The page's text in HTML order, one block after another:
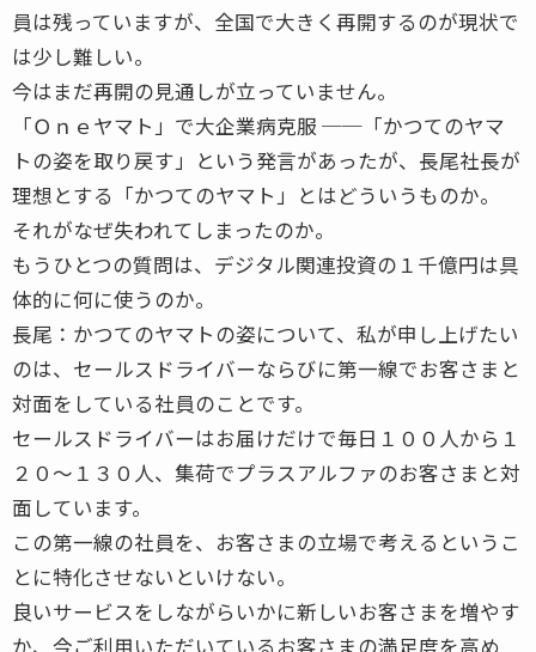
員は残っていますが、全国で大きく再開するのが現状で
は少し難しい。
今はまだ再開の見通しが立っていません。
「Ｏｎｅヤマト」で大企業病克服 ──「かつてのヤマ
トの姿を取り戻す」という発言があったが、長尾社長が
理想とする「かつてのヤマト」とはどういうものか。
それがなぜ失われてしまったのか。
もうひとつの質問は、デジタル関連投資の１千億円は具
体的に何に使うのか。
長尾：かつてのヤマトの姿について、私が申し上げたい
のは、セールスドライバーならびに第一線でお客さまと
対面をしている社員のことです。
セールスドライバーはお届けだけで毎日１００人から１
２０〜１３０人、集荷でプラスアルファのお客さまと対
面しています。
この第一線の社員を、お客さまの立場で考えるというこ
とに特化させないといけない。
良いサービスをしながらいかに新しいお客さまを増やす
か、今ご利用いただいているお客さまの満足度を高め